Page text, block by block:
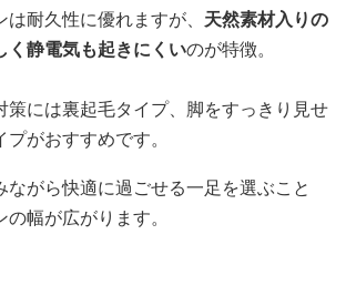
耐久性に優れますが、 天然素材入りの
く静電気も起きにくいのが特徴。
策には裏起毛タイプ、脚をすっきり見せ
がおすすめです。
ながら快適に過ごせる一足を選ぶこと
幅が広がります。